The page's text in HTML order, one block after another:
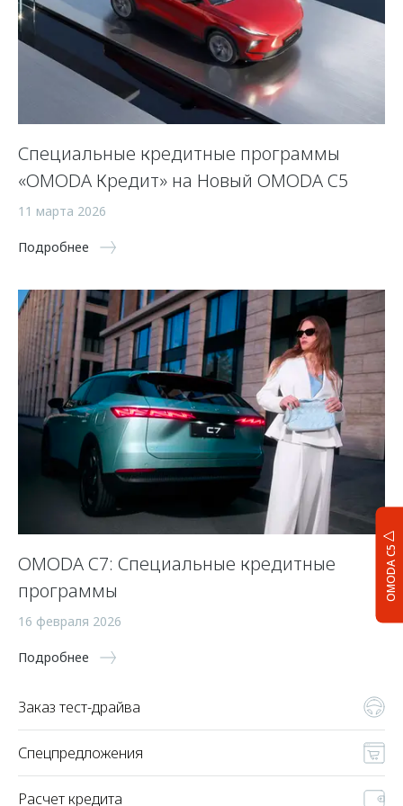
OMODA C5
Специальные кредитные программы
«OMODA Кредит» на Новый OMODA C5
11 марта 2026
Подробнее
OMODA C7: Специальные кредитные
программы
16 февраля 2026
Подробнее
Заказ тест-драйва
Спецпредложения
Расчет кредита